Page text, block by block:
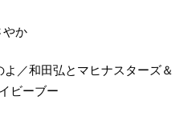
か
／和田弘とマヒナスターズ＆
ビーブー